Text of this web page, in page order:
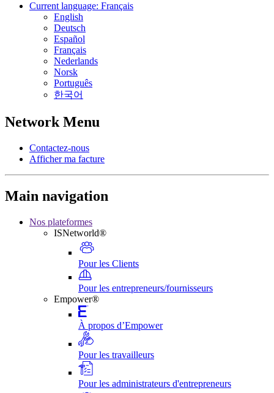
Current language: Français
English
Deutsch
Español
Français
Nederlands
Norsk
Português
한국어
Network Menu
Contactez-nous
Afficher ma facture
Main navigation
Nos plateformes
ISNetworld®
Pour les Clients
Pour les entrepreneurs/fournisseurs
Empower®
À propos d’Empower
Pour les travailleurs
Pour les administrateurs d'entrepreneurs